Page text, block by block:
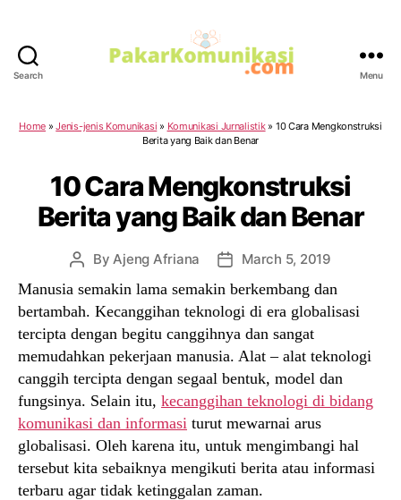
Search Menu
Home »Jenis-jenis Komunikasi » Komunikasi Jurnalistik» 10 Cara Mengkonstruksi
Berita yang Baik dan Benar
10 Cara Mengkonstruksi
Berita yang Baik dan Benar
Post
author
ByAjeng Afriana
Post
date
March 5, 2019
Manusia semakin lama semakin berkembang dan
bertambah. Kecanggihan teknologi di era globalisasi
tercipta dengan begitu canggihnya dan sangat
memudahkan pekerjaan manusia. Alat – alat teknologi
canggih tercipta dengan segaal bentuk, model dan
fungsinya. Selain itu, kecanggihan teknologi di bidang
komunikasi dan informasi turut mewarnai arus
globalisasi. Oleh karena itu, untuk mengimbangi hal
tersebut kita sebaiknya mengikuti berita atau informasi
terbaru agar tidak ketinggalan zaman.